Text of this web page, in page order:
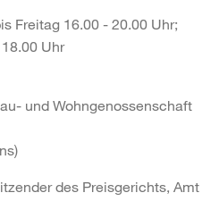
Freitag 16.00 - 20.00 Uhr;
Uhr
und Wohngenossenschaft
des Preisgerichts, Amt